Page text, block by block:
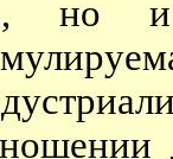
но и